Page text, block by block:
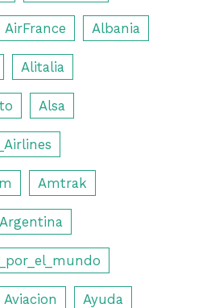
AirFrance Albania
Alitalia
Alsa
Amtrak
Argentina
Aviacion Ayuda